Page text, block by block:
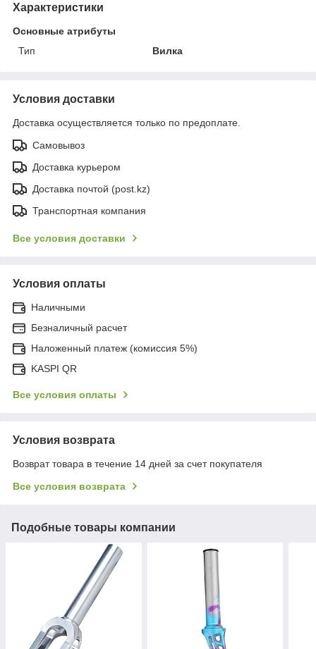
Характеристики
Основные атрибуты
Тип
Вилка
Условия доставки
Доставка осуществляется только по предоплате.
Самовывоз
Доставка курьером
Доставка почтой (post.kz)
Транспортная компания
Все условия доставки
Условия оплаты
Наличными
Безналичный расчет
Наложенный платеж (комиссия 5%)
KASPI QR
Все условия оплаты
Условия возврата
Возврат товара в течение 14 дней за счет покупателя
Все условия возврата
Подобные товары компании